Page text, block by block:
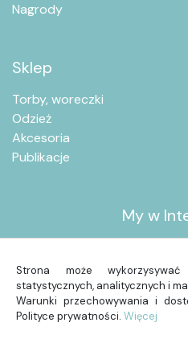
Nagrody
Sklep
Torby, woreczki
Odzież
Akcesoria
Publikacje
My w
Strona może
statystycznych, analitycznych i
Warunki przechowywania i
Polityce prywatności. Więcej